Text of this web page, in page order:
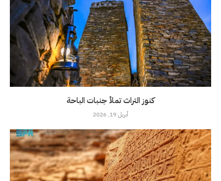
كنوز التراث تملأ جنبات الباحة
أبريل 19, 2026